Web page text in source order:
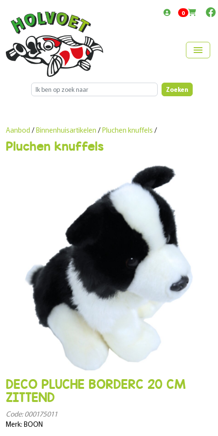
0items in cart
menu
Zoeken
Pluchen knuffels
Aanbod /Binnenhuisartikelen /Pluchen knuffels /
DECO PLUCHE BORDERC 20 CM
ZITTEND
Code: 000175011
Merk: BOON